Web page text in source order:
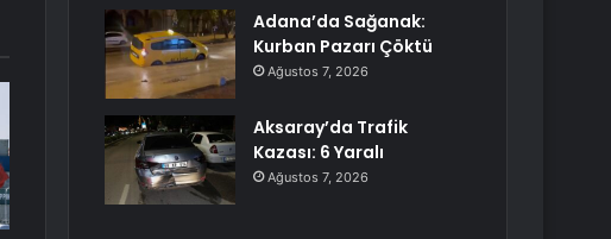
Adana’da Sağanak:
Kurban Pazarı Çöktü
Ağustos 7, 2026
Aksaray’da Trafik
Kazası: 6 Yaralı
Ağustos 7, 2026